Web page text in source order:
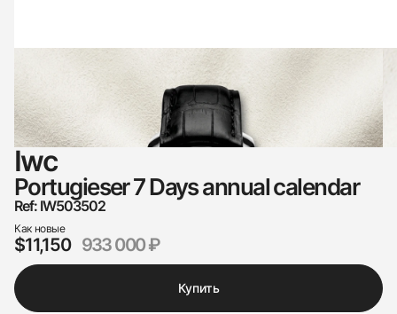
Iwc
Portugieser 7 Days annual calendar
Ref: IW503502
Как новые
$11,150 933 000 ₽
Купить